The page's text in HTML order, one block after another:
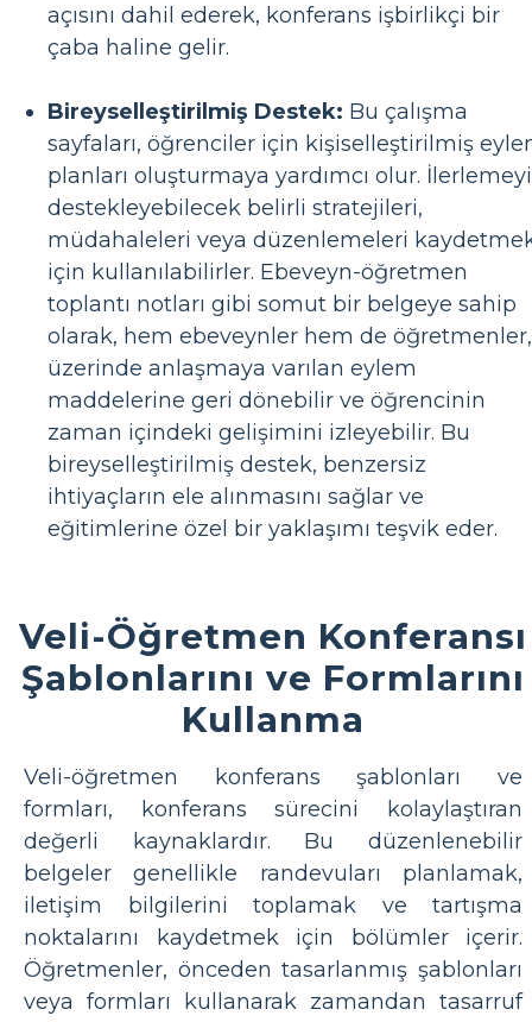
açısını dahil ederek, konferans işbirlikçi bir
çaba haline gelir.
Bireyselleştirilmiş Destek: Bu çalışma
sayfaları, öğrenciler için kişiselleştirilmiş
planları oluşturmaya yardımcı olur. İlerlemeyi
destekleyebilecek belirli stratejileri,
müdahaleleri veya düzenlemeleri
için kullanılabilirler. Ebeveyn-öğretmen
toplantı notları gibi somut bir belgeye sahip
olarak, hem ebeveynler hem de öğretmenler,
üzerinde anlaşmaya varılan eylem
maddelerine geri dönebilir ve öğrencinin
zaman içindeki gelişimini izleyebilir. Bu
bireyselleştirilmiş destek, benzersiz
ihtiyaçların ele alınmasını sağlar ve
eğitimlerine özel bir yaklaşımı teşvik eder.
Veli-Öğretmen Konferansı
Şablonlarını ve Formlarını
Kullanma
Veli-öğretmen konferans şablonları ve
formları, konferans sürecini kolaylaştıran
değerli kaynaklardır. Bu düzenlenebilir
belgeler genellikle randevuları planlamak,
iletişim bilgilerini toplamak ve tartışma
noktalarını kaydetmek için bölümler içerir.
Öğretmenler, önceden tasarlanmış şablonları
veya formları kullanarak zamandan tasarruf